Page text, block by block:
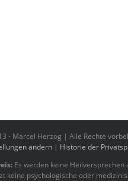
- Marcel Herzog | Alle Rechte
ändern | Historie der
Es werden keine
keine psychologische oder